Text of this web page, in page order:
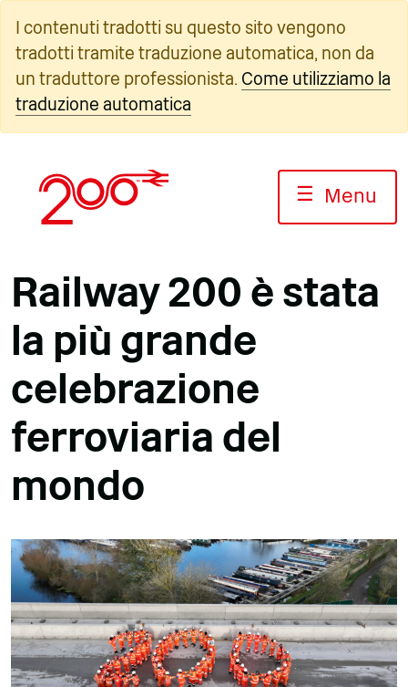
contenuto
I contenuti tradotti su questo sito vengono
tradotti tramite traduzione automatica, non da
un traduttore professionista. Come utilizziamo la
traduzione automatica
☰ Menu
Railway 200 è stata
la più grande
celebrazione
ferroviaria del
mondo